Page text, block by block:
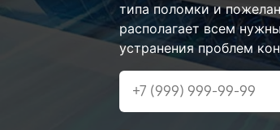
типа поломки и
располагает всем
устранения проблем